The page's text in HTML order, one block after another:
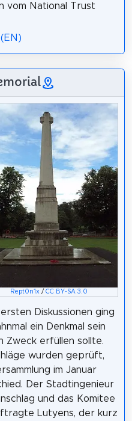
vom National Trust
Rept0n1x /CC BY-SA 3.0
Diskussionen ging
ein Denkmal sein
Zweck erfüllen sollte.
wurden geprüft,
im Januar
Der Stadtingenieur
und das Komitee
Lutyens, der kurz